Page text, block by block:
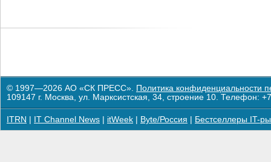
© 1997—2026 АО «СК ПРЕСС». Политика конфиденциальности
109147 г. Москва, ул. Марксистская, 34, строение 10. Телефон:
ITRN IT Channel News itWeek Byte/Россия Бестселлеры IT-